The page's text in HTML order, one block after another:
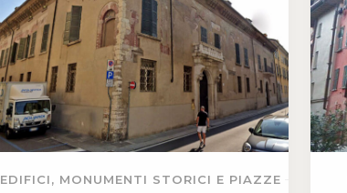
EDIFICI, MONUMENTI STORICI E PIAZZE